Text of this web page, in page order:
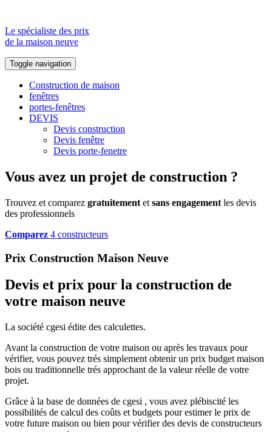
Le spécialiste des prix
de la maison neuve
Toggle navigation
Construction de maison
fenêtres
portes-fenêtres
DEVIS
Devis construction
Devis fenêtre
Devis porte-fenetre
Vous avez un projet de construction ?
Trouvez et comparez gratuitement et sans engagement les devis
des professionnels
Comparez 4 constructeurs
Prix Construction Maison Neuve
Devis et prix pour la construction de
votre maison neuve
La société cgesi édite des calculettes.
Avant la construction de votre maison ou après les travaux pour
vérifier, vous pouvez trés simplement obtenir un prix budget maison
bois ou traditionnelle trés approchant de la valeur réelle de votre
projet.
Grâce à la base de données de cgesi , vous avez plébiscité les
possibilités de calcul des coûts et budgets pour estimer le prix de
votre future maison ou bien pour vérifier des devis de constructeurs